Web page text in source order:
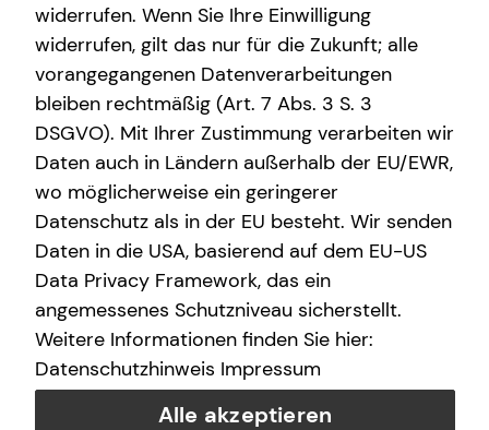
Ich bin promovierter Ingenieur, Unternehmer, Investor und
leidenschaftlicher Ausdauersportler. Mein Antrieb:
Neugier, Fokus und der Wille zur ständigen
Weiterentwicklung – für ein Leben in Freiheit, Gesundheit
und mit Bedeutung für andere.
Mehr über mich
widerrufen. Wenn Sie Ihre Einwilligung
widerrufen, gilt das nur für die Zukunft; alle
vorangegangenen Datenverarbeitungen
bleiben rechtmäßig (Art. 7 Abs. 3 S. 3
DSGVO). Mit Ihrer Zustimmung verarbeiten wir
Daten auch in Ländern außerhalb der EU/EWR,
wo möglicherweise ein geringerer
Datenschutz als in der EU besteht. Wir senden
Daten in die USA, basierend auf dem EU-US
Data Privacy Framework, das ein
angemessenes Schutzniveau sicherstellt.
Weitere Informationen finden Sie hier:
Datenschutzhinweis Impressum
Alle akzeptieren